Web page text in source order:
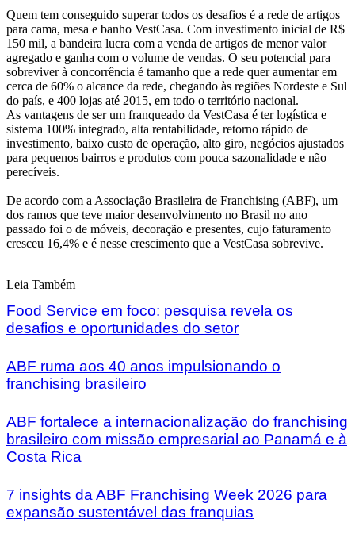
Quem tem conseguido superar todos os desafios é a rede de artigos
para cama, mesa e banho VestCasa. Com investimento inicial de R$
150 mil, a bandeira lucra com a venda de artigos de menor valor
agregado e ganha com o volume de vendas. O seu potencial para
sobreviver à concorrência é tamanho que a rede quer aumentar em
cerca de 60% o alcance da rede, chegando às regiões Nordeste e Sul
do país, e 400 lojas até 2015, em todo o território nacional.
As vantagens de ser um franqueado da VestCasa é ter logística e
sistema 100% integrado, alta rentabilidade, retorno rápido de
investimento, baixo custo de operação, alto giro, negócios ajustados
para pequenos bairros e produtos com pouca sazonalidade e não
perecíveis.
De acordo com a Associação Brasileira de Franchising (ABF), um
dos ramos que teve maior desenvolvimento no Brasil no ano
passado foi o de móveis, decoração e presentes, cujo faturamento
cresceu 16,4% e é nesse crescimento que a VestCasa sobrevive.
Leia Também
Food Service em foco: pesquisa revela os
desafios e oportunidades do setor
ABF ruma aos 40 anos impulsionando o
franchising brasileiro
ABF fortalece a internacionalização do franchising
brasileiro com missão empresarial ao Panamá e à
Costa Rica
7 insights da ABF Franchising Week 2026 para
expansão sustentável das franquias